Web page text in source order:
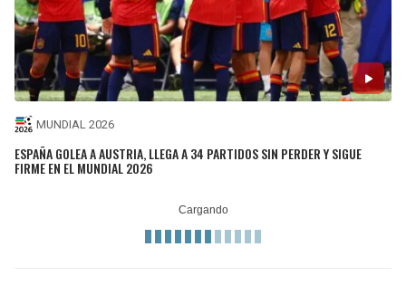
MUNDIAL 2026
ESPAÑA GOLEA A AUSTRIA, LLEGA A 34 PARTIDOS SIN PERDER Y SIGUE
FIRME EN EL MUNDIAL 2026